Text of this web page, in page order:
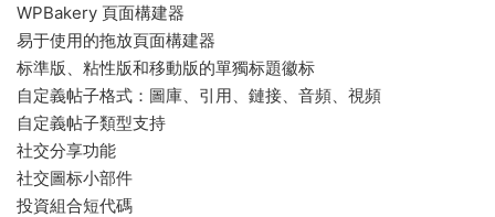
WPBakery 頁面構建器
易于使用的拖放頁面構建器
标準版、粘性版和移動版的單獨标題徽标
自定義帖子格式：圖庫、引用、鏈接、音頻、視頻
自定義帖子類型支持
社交分享功能
社交圖标小部件
投資組合短代碼